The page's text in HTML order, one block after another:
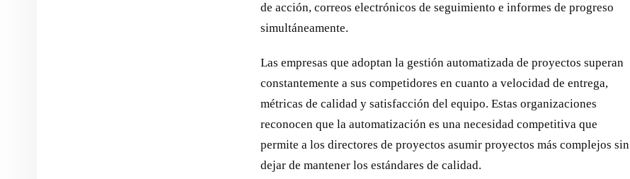
de acción, correos electrónicos de seguimiento e informes de progreso
simultáneamente.
Las empresas que adoptan la gestión automatizada de proyectos superan
constantemente a sus competidores en cuanto a velocidad de entrega,
métricas de calidad y satisfacción del equipo. Estas organizaciones
reconocen que la automatización es una necesidad competitiva que
permite a los directores de proyectos asumir proyectos más complejos sin
dejar de mantener los estándares de calidad.